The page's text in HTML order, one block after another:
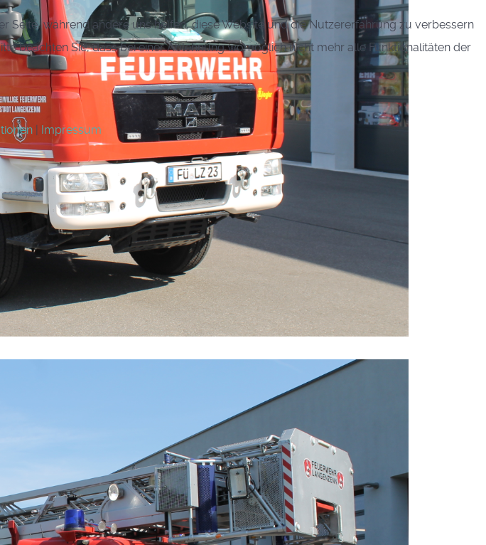
Seite, während andere uns helfen, diese Website und die Nutzererfahrung zu verbessern
beachten Sie, dass bei einer Ablehnung womöglich nicht mehr alle Funktionalitäten der
| Impressum